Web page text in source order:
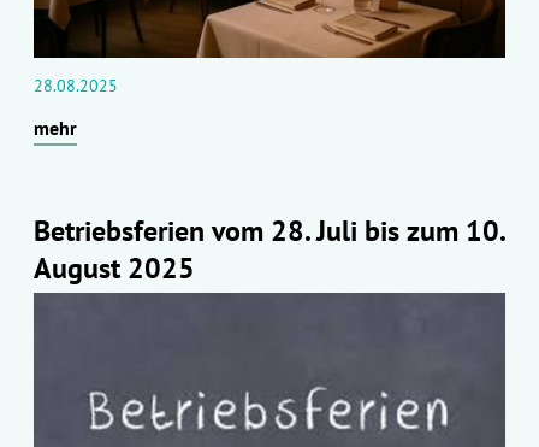
28.08.2025
mehr
Betriebsferien vom 28. Juli bis zum 10.
August 2025